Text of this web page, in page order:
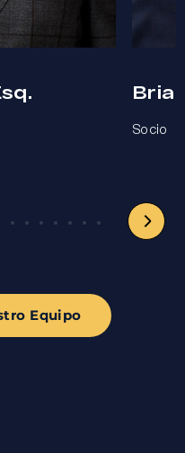
Socio
Equipo